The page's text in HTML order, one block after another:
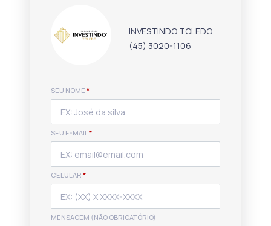
INVESTINDO TOLEDO
(45) 3020-1106
SEU NOME *
SEU E-MAIL*
CELULAR *
MENSAGEM (NÃO OBRIGATÓRIO)